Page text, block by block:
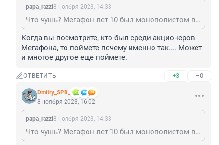
papa_razzi8 ноября 2023, 14:33
Что чушь? Мегафон лет 10 был монополистом в метро, не понятно, куда ФАС смотрела. Остальных позже запустили и сейчас у всех всë норм.
Когда вы посмотрите, кто был среди акционеров
Мегафона, то поймете почему именно так.... Может
и многое другое еще поймете.
ОТВЕТИТЬ +3 –0
Dmitry_SPB_
8 ноября 2023, 16:02
papa_razzi8 ноября 2023, 14:33
Что чушь? Мегафон лет 10 был монополистом в метро, не понятно, куда ФАС смотрела. Остальных позже запустили и сейчас у всех всë норм.